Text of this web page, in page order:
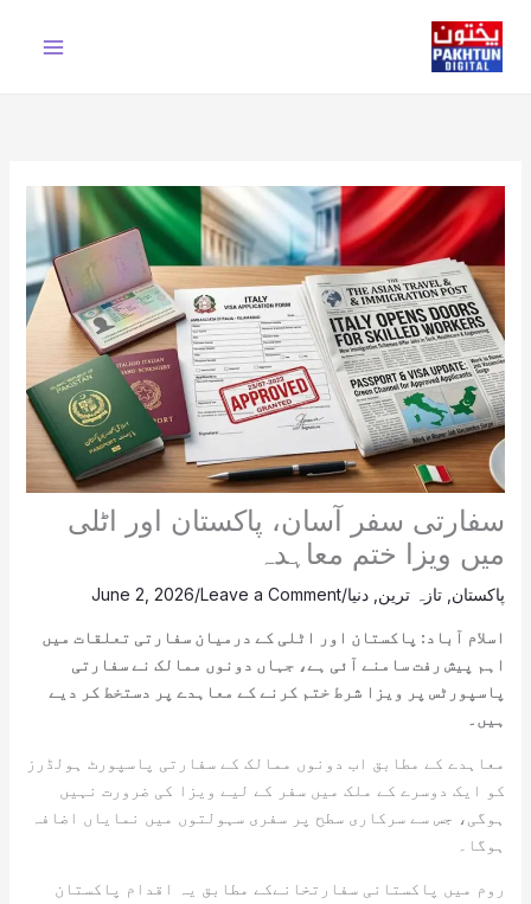
content
سفارتی سفر آسان، پاکستان اور اٹلی
میں ویزا ختم معاہدہ
پاکستان تازہ ترین دنیا/
Leave a Comment
/
June 2, 2026
اسلام آباد: پاکستان اور اٹلی کے درمیان سفارتی تعلقات میں
اہم پیش رفت سامنے آئی ہے، جہاں دونوں ممالک نے سفارتی
پاسپورٹس پر ویزا شرط ختم کرنے کے معاہدے پر دستخط کر دیے
ہیں۔
معاہدے کے مطابق اب دونوں ممالک کے سفارتی پاسپورٹ ہولڈرز
کو ایک دوسرے کے ملک میں سفر کے لیے ویزا کی ضرورت نہیں
ہوگی، جس سے سرکاری سطح پر سفری سہولتوں میں نمایاں اضافہ
ہوگا۔
روم میں پاکستانی سفارتخانےکے مطابق یہ اقدام پاکستان